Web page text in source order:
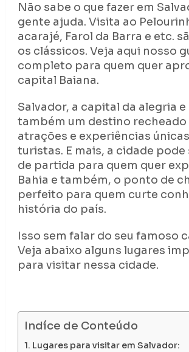
Não sabe o que fazer em
gente ajuda. Visita ao
acarajé, Farol da Barra e etc.
os clássicos. Veja aqui nosso
completo para quem quer
capital Baiana.
Salvador, a capital da alegria e
também um destino recheado
atrações e experiências
turistas. E mais, a cidade
de partida para quem quer
Bahia e também, o ponto de
perfeito para quem curte
história do país.
Isso sem falar do seu famoso
Veja abaixo alguns lugares
para visitar nessa cidade.
Indíce de Conteúdo
Lugares para visitar em Salvador: